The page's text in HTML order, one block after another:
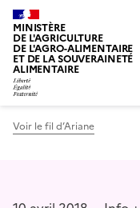
MINISTÈRE
DE L'AGRICULTURE
DE L'AGRO-ALIMENTAIRE
ET DE LA SOUVERAINETÉ
ALIMENTAIRE
Voir le fil d’Ariane